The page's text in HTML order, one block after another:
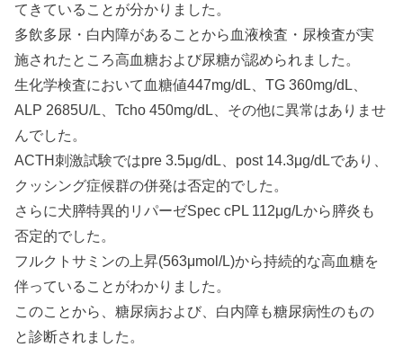
てきていることが分かりました。
多飲多尿・白内障があることから血液検査・尿検査が実
施されたところ高血糖および尿糖が認められました。
生化学検査において血糖値447mg/dL、TG 360mg/dL、
ALP 2685U/L、Tcho 450mg/dL、その他に異常はありませ
んでした。
ACTH刺激試験ではpre 3.5μg/dL、post 14.3μg/dLであり、
クッシング症候群の併発は否定的でした。
さらに犬膵特異的リパーゼSpec cPL 112μg/Lから膵炎も
否定的でした。
フルクトサミンの上昇(563μmol/L)から持続的な高血糖を
伴っていることがわかりました。
このことから、糖尿病および、白内障も糖尿病性のもの
と診断されました。